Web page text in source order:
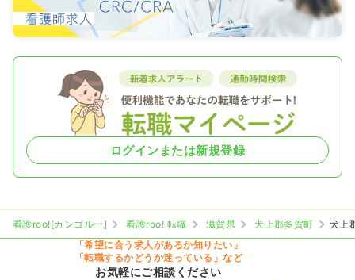
ログインまたは新規登録
看護roo![カンゴルー] 看護roo! 転職 滋賀県 犬上郡多賀町
犬上
「希望に合う求人があるか知りたい」
「転職するかどうか迷っている」など
お気軽にご相談ください